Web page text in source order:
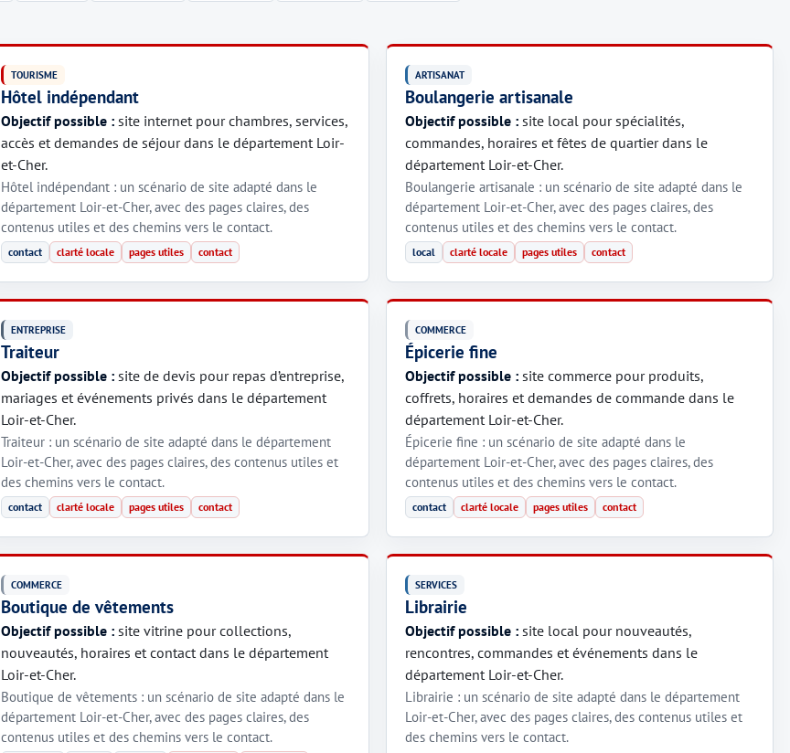
TOURISME
Hôtel indépendant
Objectif possible : site internet pour chambres, services,
accès et demandes de séjour dans le département Loir-
et-Cher.
Hôtel indépendant : un scénario de site adapté dans le
département Loir-et-Cher, avec des pages claires, des
contenus utiles et des chemins vers le contact.
contact clarté locale pages utiles contact
ARTISANAT
Boulangerie artisanale
Objectif possible : site local pour spécialités,
commandes, horaires et fêtes de quartier dans le
département Loir-et-Cher.
Boulangerie artisanale : un scénario de site adapté dans le
département Loir-et-Cher, avec des pages claires, des
contenus utiles et des chemins vers le contact.
local clarté locale pages utiles contact
ENTREPRISE
Traiteur
Objectif possible : site de devis pour repas d’entreprise,
mariages et événements privés dans le département
Loir-et-Cher.
Traiteur : un scénario de site adapté dans le département
Loir-et-Cher, avec des pages claires, des contenus utiles et
des chemins vers le contact.
contact clarté locale pages utiles contact
COMMERCE
Épicerie fine
Objectif possible : site commerce pour produits,
coffrets, horaires et demandes de commande dans le
département Loir-et-Cher.
Épicerie fine : un scénario de site adapté dans le
département Loir-et-Cher, avec des pages claires, des
contenus utiles et des chemins vers le contact.
contact clarté locale pages utiles contact
COMMERCE
Boutique de vêtements
Objectif possible : site vitrine pour collections,
nouveautés, horaires et contact dans le département
Loir-et-Cher.
Boutique de vêtements : un scénario de site adapté dans le
département Loir-et-Cher, avec des pages claires, des
contenus utiles et des chemins vers le contact.
SERVICES
Librairie
Objectif possible : site local pour nouveautés,
rencontres, commandes et événements dans le
département Loir-et-Cher.
Librairie : un scénario de site adapté dans le département
Loir-et-Cher, avec des pages claires, des contenus utiles et
des chemins vers le contact.